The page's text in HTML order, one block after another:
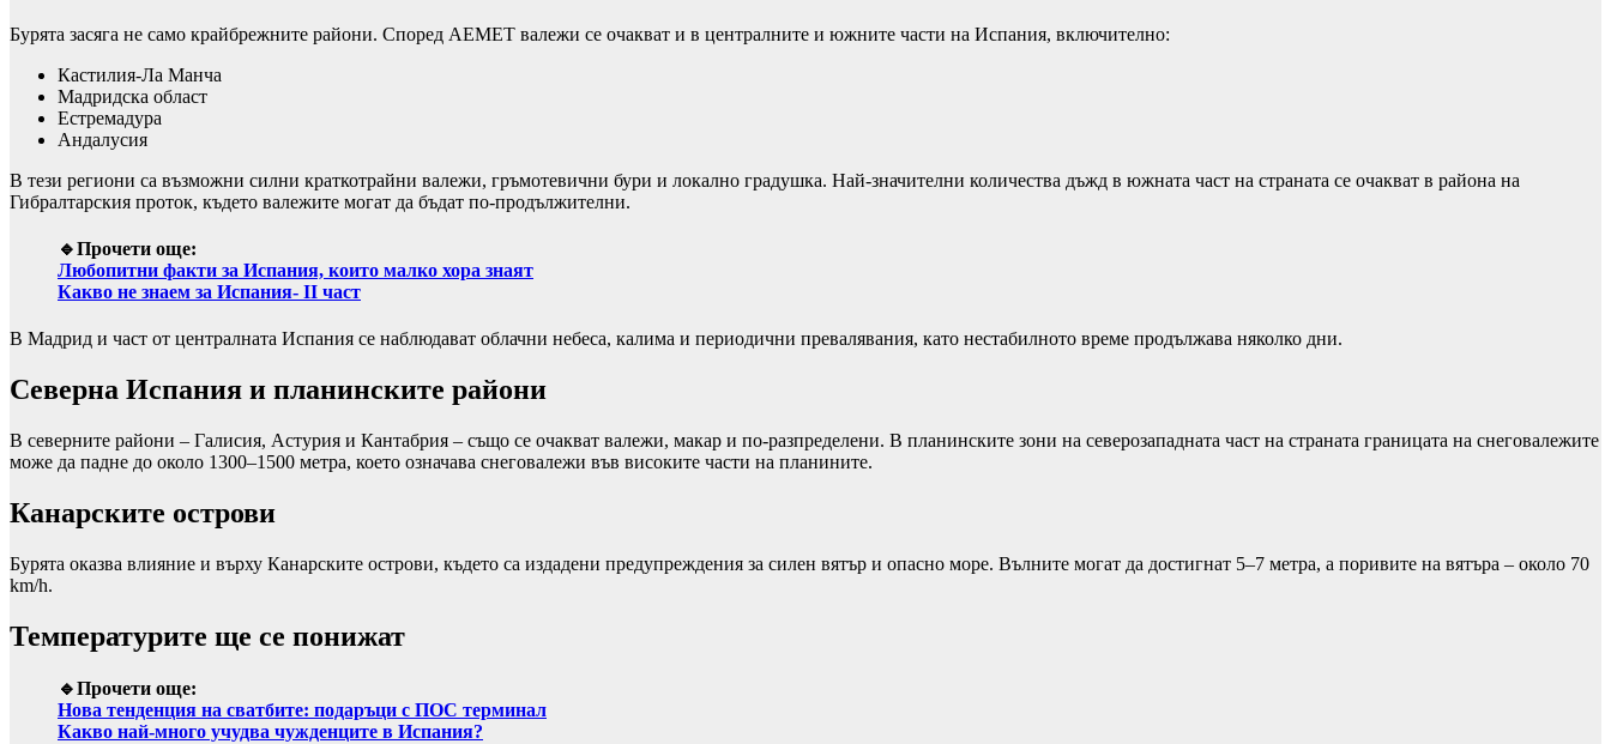
Бурята засяга не само крайбрежните райони. Според AEMET валежи се очакват и в централните и южните части на Испания, включително:
Кастилия-Ла Манча
Мадридска област
Естремадура
Андалусия
В тези региони са възможни силни краткотрайни валежи, гръмотевични бури и локално градушка. Най-значителни количества дъжд в южната част на страната се очакват в района на
Гибралтарския проток, където валежите могат да бъдат по-продължителни.
🔹Прочети още:
Любопитни факти за Испания, които малко хора знаят
Какво не знаем за Испания- II част
В Мадрид и част от централната Испания се наблюдават облачни небеса, калима и периодични превалявания, като нестабилното време продължава няколко дни.
Северна Испания и планинските райони
В северните райони – Галисия, Астурия и Кантабрия – също се очакват валежи, макар и по-разпределени. В планинските зони на северозападната част на страната границата на снеговалежите
може да падне до около 1300–1500 метра, което означава снеговалежи във високите части на планините.
Канарските острови
Бурята оказва влияние и върху Канарските острови, където са издадени предупреждения за силен вятър и опасно море. Вълните могат да достигнат 5–7 метра, а поривите на вятъра – около 70
km/h.
Температурите ще се понижат
🔹Прочети още:
Нова тенденция на сватбите: подаръци с ПОС терминал
Какво най-много учудва чужденците в Испания?